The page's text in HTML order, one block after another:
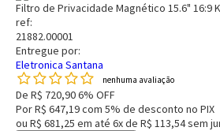
Filtro de Privacidade Magnético 15.6" 16:9
ref:
21882.00001
Entregue por:
Eletronica Santana
nenhuma avaliação
De R$ 720,906% OFF
PorR$ 647,19com 5% de desconto no PIX
ou R$ 681,25 em até 6x de R$ 113,54sem